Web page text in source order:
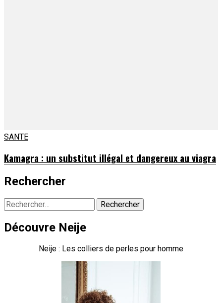
SANTE
Kamagra : un substitut illégal et dangereux au viagra
Rechercher
Rechercher :
Découvre Neije
Neije : Les colliers de perles pour homme